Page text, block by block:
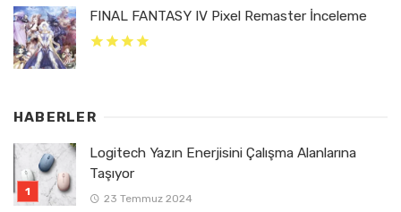
FINAL FANTASY IV Pixel Remaster İnceleme
HABERLER
Logitech Yazın Enerjisini Çalışma Alanlarına
Taşıyor
23 Temmuz 2024